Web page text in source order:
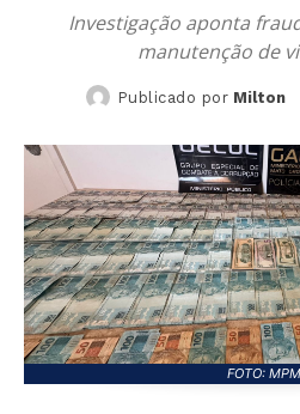
Investigação aponta
manutenção de
Publicado por Milton
FOTO: